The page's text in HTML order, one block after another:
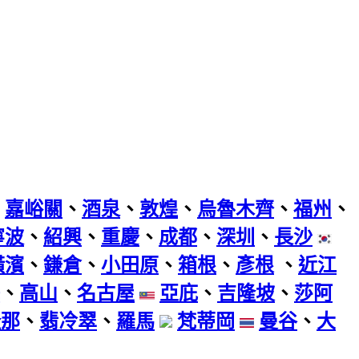
嘉峪關 、 酒泉 、 敦煌 、 烏魯木齊、 福州 、
波 、 紹興 、 重慶、 成都 、 深圳 、 長沙
濱 、 鎌倉、 小田原 、 箱根 、 彥根 、 近江
、 高山 、 名古屋 亞庇 、 吉隆坡 、 莎阿
、 翡冷翠 、 羅馬 梵蒂岡 曼谷、 大